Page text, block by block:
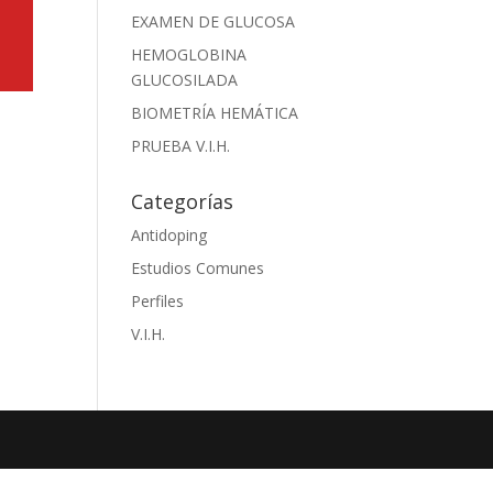
EXAMEN DE GLUCOSA
HEMOGLOBINA
GLUCOSILADA
BIOMETRÍA HEMÁTICA
PRUEBA V.I.H.
Categorías
Antidoping
Estudios Comunes
Perfiles
V.I.H.